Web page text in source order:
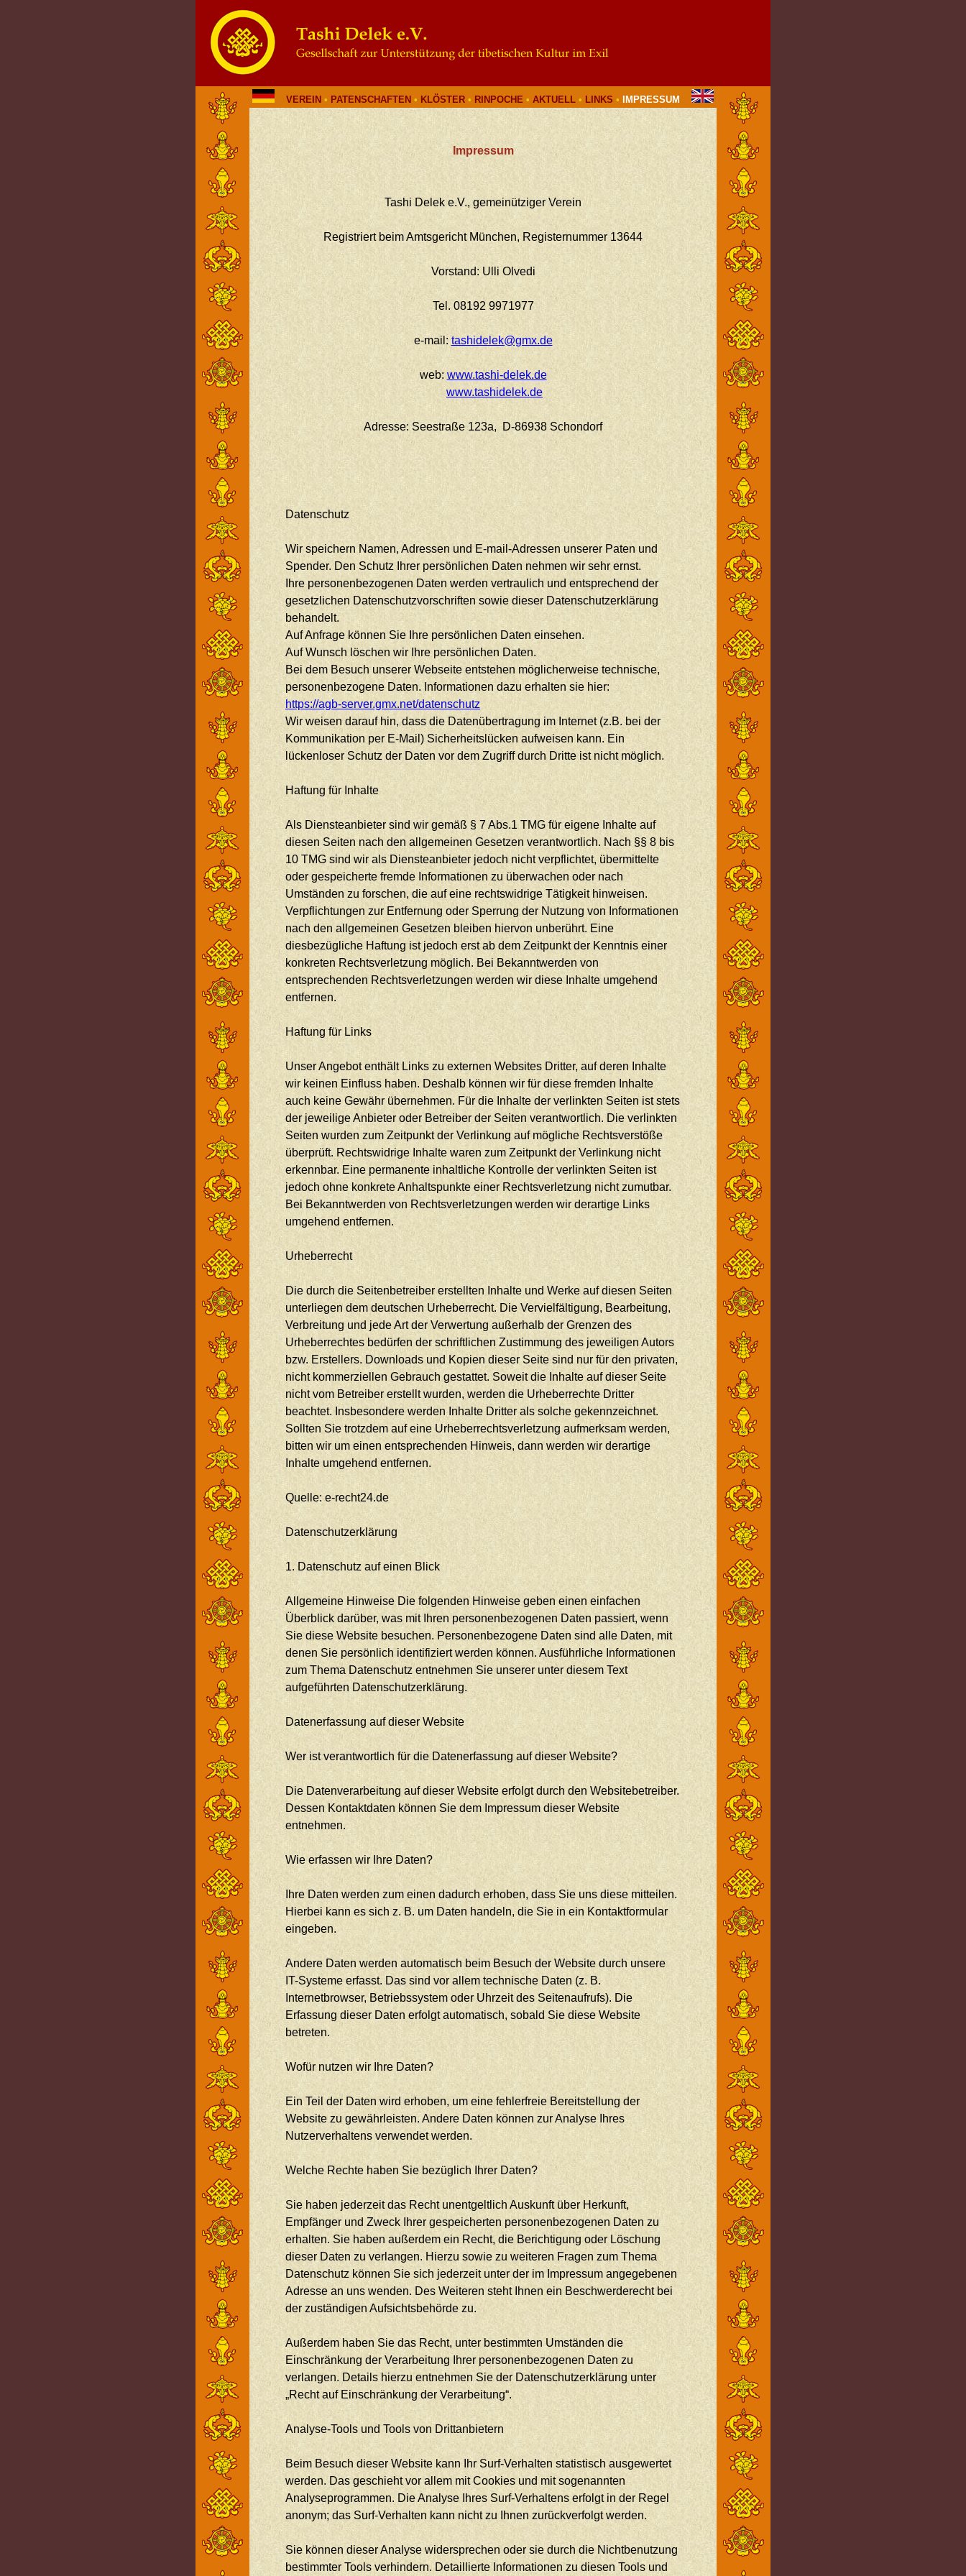
VEREIN • PATENSCHAFTEN • KLÖSTER • RINPOCHE • AKTUELL • LINKS • IMPRESSUM
Impressum
Tashi Delek e.V., gemeinütziger Verein
Registriert beim Amtsgericht München, Registernummer 13644
Vorstand: Ulli Olvedi
Tel. 08192 9971977
e-mail: tashidelek@gmx.de
web: www.tashi-delek.de
www.tashidelek.de
Adresse: Seestraße 123a, D-86938 Schondorf
Datenschutz
Wir speichern Namen, Adressen und E-mail-Adressen unserer Paten und
Spender. Den Schutz Ihrer persönlichen Daten nehmen wir sehr ernst.
Ihre personenbezogenen Daten werden vertraulich und entsprechend der
gesetzlichen Datenschutzvorschriften sowie dieser Datenschutzerklärung
behandelt.
Auf Anfrage können Sie Ihre persönlichen Daten einsehen.
Auf Wunsch löschen wir Ihre persönlichen Daten.
Bei dem Besuch unserer Webseite entstehen möglicherweise technische,
personenbezogene Daten. Informationen dazu erhalten sie hier:
https://agb-server.gmx.net/datenschutz
Wir weisen darauf hin, dass die Datenübertragung im Internet (z.B. bei der
Kommunikation per E-Mail) Sicherheitslücken aufweisen kann. Ein
lückenloser Schutz der Daten vor dem Zugriff durch Dritte ist nicht möglich.
Haftung für Inhalte
Als Diensteanbieter sind wir gemäß § 7 Abs.1 TMG für eigene Inhalte auf
diesen Seiten nach den allgemeinen Gesetzen verantwortlich. Nach §§ 8 bis
10 TMG sind wir als Diensteanbieter jedoch nicht verpflichtet, übermittelte
oder gespeicherte fremde Informationen zu überwachen oder nach
Umständen zu forschen, die auf eine rechtswidrige Tätigkeit hinweisen.
Verpflichtungen zur Entfernung oder Sperrung der Nutzung von Informationen
nach den allgemeinen Gesetzen bleiben hiervon unberührt. Eine
diesbezügliche Haftung ist jedoch erst ab dem Zeitpunkt der Kenntnis einer
konkreten Rechtsverletzung möglich. Bei Bekanntwerden von
entsprechenden Rechtsverletzungen werden wir diese Inhalte umgehend
entfernen.
Haftung für Links
Unser Angebot enthält Links zu externen Websites Dritter, auf deren Inhalte
wir keinen Einfluss haben. Deshalb können wir für diese fremden Inhalte
auch keine Gewähr übernehmen. Für die Inhalte der verlinkten Seiten ist stets
der jeweilige Anbieter oder Betreiber der Seiten verantwortlich. Die verlinkten
Seiten wurden zum Zeitpunkt der Verlinkung auf mögliche Rechtsverstöße
überprüft. Rechtswidrige Inhalte waren zum Zeitpunkt der Verlinkung nicht
erkennbar. Eine permanente inhaltliche Kontrolle der verlinkten Seiten ist
jedoch ohne konkrete Anhaltspunkte einer Rechtsverletzung nicht zumutbar.
Bei Bekanntwerden von Rechtsverletzungen werden wir derartige Links
umgehend entfernen.
Urheberrecht
Die durch die Seitenbetreiber erstellten Inhalte und Werke auf diesen Seiten
unterliegen dem deutschen Urheberrecht. Die Vervielfältigung, Bearbeitung,
Verbreitung und jede Art der Verwertung außerhalb der Grenzen des
Urheberrechtes bedürfen der schriftlichen Zustimmung des jeweiligen Autors
bzw. Erstellers. Downloads und Kopien dieser Seite sind nur für den privaten,
nicht kommerziellen Gebrauch gestattet. Soweit die Inhalte auf dieser Seite
nicht vom Betreiber erstellt wurden, werden die Urheberrechte Dritter
beachtet. Insbesondere werden Inhalte Dritter als solche gekennzeichnet.
Sollten Sie trotzdem auf eine Urheberrechtsverletzung aufmerksam werden,
bitten wir um einen entsprechenden Hinweis, dann werden wir derartige
Inhalte umgehend entfernen.
Quelle: e-recht24.de
Datenschutzerklärung
1. Datenschutz auf einen Blick
Allgemeine Hinweise Die folgenden Hinweise geben einen einfachen
Überblick darüber, was mit Ihren personenbezogenen Daten passiert, wenn
Sie diese Website besuchen. Personenbezogene Daten sind alle Daten, mit
denen Sie persönlich identifiziert werden können. Ausführliche Informationen
zum Thema Datenschutz entnehmen Sie unserer unter diesem Text
aufgeführten Datenschutzerklärung.
Datenerfassung auf dieser Website
Wer ist verantwortlich für die Datenerfassung auf dieser Website?
Die Datenverarbeitung auf dieser Website erfolgt durch den Websitebetreiber.
Dessen Kontaktdaten können Sie dem Impressum dieser Website
entnehmen.
Wie erfassen wir Ihre Daten?
Ihre Daten werden zum einen dadurch erhoben, dass Sie uns diese mitteilen.
Hierbei kann es sich z. B. um Daten handeln, die Sie in ein Kontaktformular
eingeben.
Andere Daten werden automatisch beim Besuch der Website durch unsere
IT-Systeme erfasst. Das sind vor allem technische Daten (z. B.
Internetbrowser, Betriebssystem oder Uhrzeit des Seitenaufrufs). Die
Erfassung dieser Daten erfolgt automatisch, sobald Sie diese Website
betreten.
Wofür nutzen wir Ihre Daten?
Ein Teil der Daten wird erhoben, um eine fehlerfreie Bereitstellung der
Website zu gewährleisten. Andere Daten können zur Analyse Ihres
Nutzerverhaltens verwendet werden.
Welche Rechte haben Sie bezüglich Ihrer Daten?
Sie haben jederzeit das Recht unentgeltlich Auskunft über Herkunft,
Empfänger und Zweck Ihrer gespeicherten personenbezogenen Daten zu
erhalten. Sie haben außerdem ein Recht, die Berichtigung oder Löschung
dieser Daten zu verlangen. Hierzu sowie zu weiteren Fragen zum Thema
Datenschutz können Sie sich jederzeit unter der im Impressum angegebenen
Adresse an uns wenden. Des Weiteren steht Ihnen ein Beschwerderecht bei
der zuständigen Aufsichtsbehörde zu.
Außerdem haben Sie das Recht, unter bestimmten Umständen die
Einschränkung der Verarbeitung Ihrer personenbezogenen Daten zu
verlangen. Details hierzu entnehmen Sie der Datenschutzerklärung unter
„Recht auf Einschränkung der Verarbeitung“.
Analyse-Tools und Tools von Drittanbietern
Beim Besuch dieser Website kann Ihr Surf-Verhalten statistisch ausgewertet
werden. Das geschieht vor allem mit Cookies und mit sogenannten
Analyseprogrammen. Die Analyse Ihres Surf-Verhaltens erfolgt in der Regel
anonym; das Surf-Verhalten kann nicht zu Ihnen zurückverfolgt werden.
Sie können dieser Analyse widersprechen oder sie durch die Nichtbenutzung
bestimmter Tools verhindern. Detaillierte Informationen zu diesen Tools und